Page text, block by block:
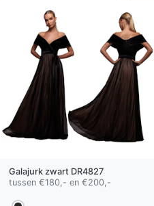
Galajurk zwartDR4827
tussen €180,- en €200,-